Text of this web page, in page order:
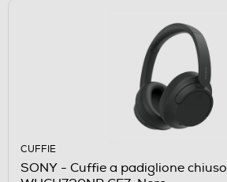
CUFFIE
SONY - Cuffie a padiglione chiuso